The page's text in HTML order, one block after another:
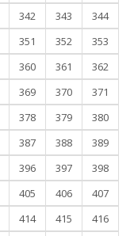
342 343
344
351 352
353
360 361
362
369 370
371
378 379
380
387 388
389
396 397
398
405 406
407
414 415
416